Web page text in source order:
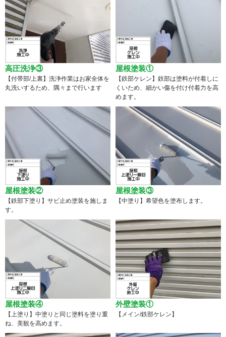
高圧洗浄③
【付帯部/上裏】洗浄作業はお家全体を
丸洗いするため、隅々まで行います
屋根塗装①
【鉄部ケレン】鉄部は塗料が付着しに
くいため、細かい傷を付け付着力を高
めます。
屋根塗装②
【鉄部下塗り】サビ止め塗装を施しま
す。
屋根塗装③
【中塗り】希望色を塗布します。
屋根塗装④
【上塗り】中塗りと同じ塗料を塗り重
ね、美観を高めます。
外壁塗装①
【メイン/鉄部ケレン】